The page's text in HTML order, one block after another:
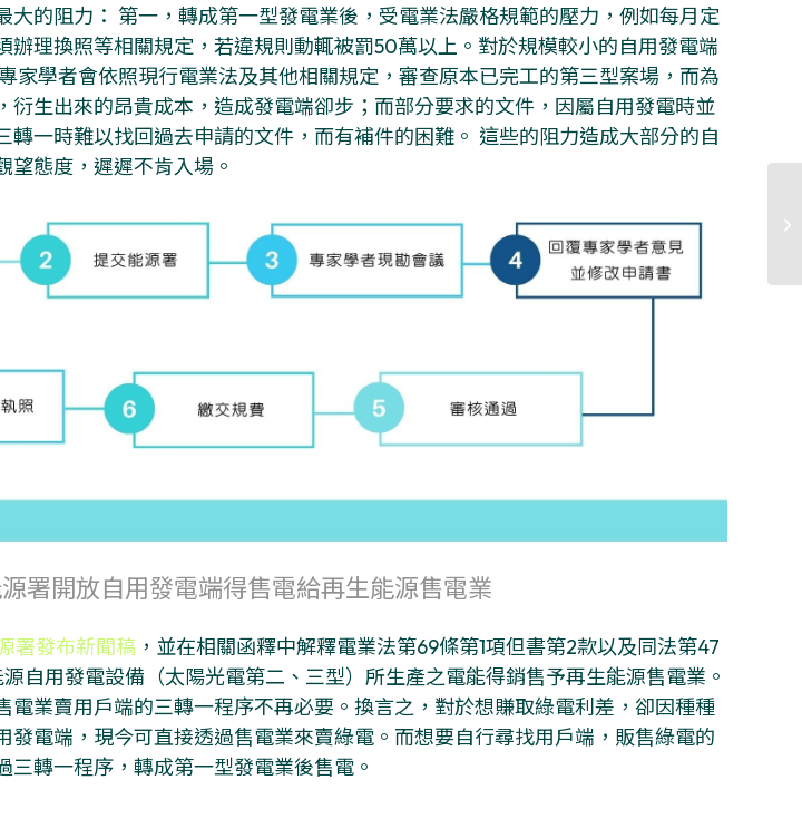
大的阻力： 第一，轉成第一型發電業後，受電業法嚴格規範的壓力，例如每月定
辦理換照等相關規定，若違規則動輒被罰50萬以上。對於規模較小的自用發電端
家學者會依照現行電業法及其他相關規定，審查原本已完工的第三型案場，而為
衍生出來的昂貴成本，造成發電端卻步；而部分要求的文件，因屬自用發電時並
轉一時難以找回過去申請的文件，而有補件的困難。 這些的阻力造成大部分的自
望態度，遲遲不肯入場。
署開放自用發電端得售電給再生能源售電業
署發布新聞稿，並在相關函釋中解釋電業法第69條第1項但書第2款以及同法第47
自用發電設備（太陽光電第二、三型）所生產之電能得銷售予再生能源售電業。
電業賣用戶端的三轉一程序不再必要。換言之，對於想賺取綠電利差，卻因種種
發電端，現今可直接透過售電業來賣綠電。而想要自行尋找用戶端，販售綠電的
三轉一程序，轉成第一型發電業後售電。